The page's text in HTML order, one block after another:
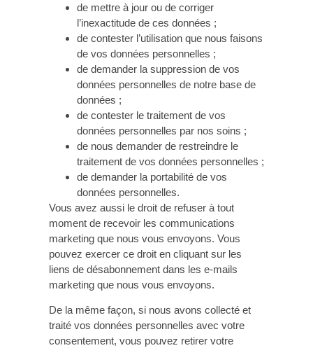
de mettre à jour ou de corriger
l’inexactitude de ces données ;
de contester l’utilisation que nous faisons
de vos données personnelles ;
de demander la suppression de vos
données personnelles de notre base de
données ;
de contester le traitement de vos
données personnelles par nos soins ;
de nous demander de restreindre le
traitement de vos données personnelles ;
de demander la portabilité de vos
données personnelles.
Vous avez aussi le droit de refuser à tout
moment de recevoir les communications
marketing que nous vous envoyons. Vous
pouvez exercer ce droit en cliquant sur les
liens de désabonnement dans les e-mails
marketing que nous vous envoyons.
De la même façon, si nous avons collecté et
traité vos données personnelles avec votre
consentement, vous pouvez retirer votre